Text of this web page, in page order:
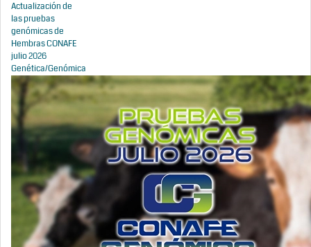
Actualización de
las pruebas
genómicas de
Hembras CONAFE
julio 2026
Genética/Genómica